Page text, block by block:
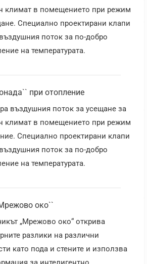
климат в помещението при режим
Специално проектирани клапи
поток за по-добро
на температурата.
при отопление
въздушния поток за усещане за
климат в помещението при режим
Специално проектирани клапи
поток за по-добро
на температурата.
око``
„Мрежово око“ открива
разлики на различни
като пода и стените и използва